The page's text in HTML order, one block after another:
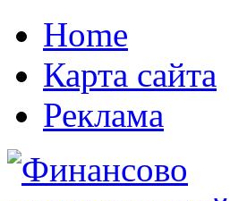
Home
Карта сайта
Реклама